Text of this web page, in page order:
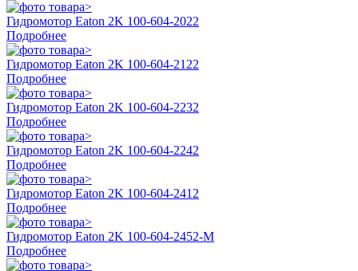
Гидромотор Eaton 2K 100-604-2022
Подробнее
Гидромотор Eaton 2K 100-604-2122
Подробнее
Гидромотор Eaton 2K 100-604-2232
Подробнее
Гидромотор Eaton 2K 100-604-2242
Подробнее
Гидромотор Eaton 2K 100-604-2412
Подробнее
Гидромотор Eaton 2K 100-604-2452-M
Подробнее